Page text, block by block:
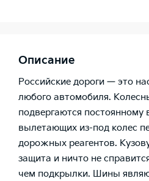
Описание
Российские дороги — это
любого автомобиля.
подвергаются постоянному
вылетающих из-под колес
дорожных реагентов.
защита и ничто не
чем подкрылки. Шины